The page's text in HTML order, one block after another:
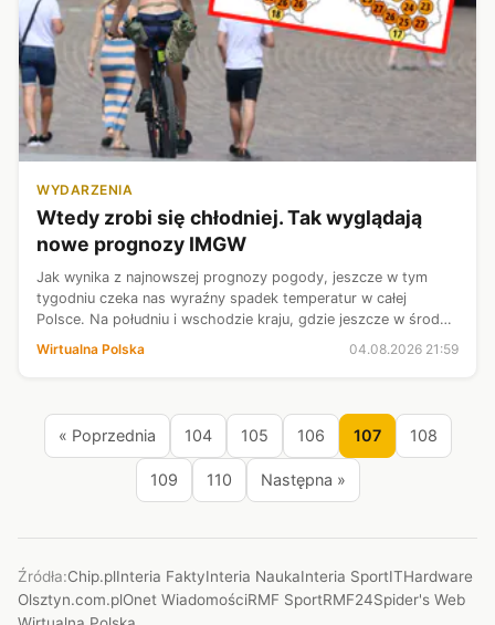
WYDARZENIA
Wtedy zrobi się chłodniej. Tak wyglądają
nowe prognozy IMGW
Jak wynika z najnowszej prognozy pogody, jeszcze w tym
tygodniu czeka nas wyraźny spadek temperatur w całej
Polsce. Na południu i wschodzie kraju, gdzie jeszcze w środę
Wirtualna Polska 04.08.2026 21:59
« Poprzednia 104 105 106 107 108
109 110 Następna »
Źródła:Chip.plInteria FaktyInteria NaukaInteria SportITHardware
Olsztyn.com.plOnet WiadomościRMF SportRMF24Spider's Web